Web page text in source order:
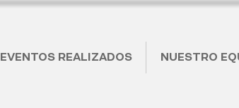
EVENTOS REALIZADOS NUESTRO